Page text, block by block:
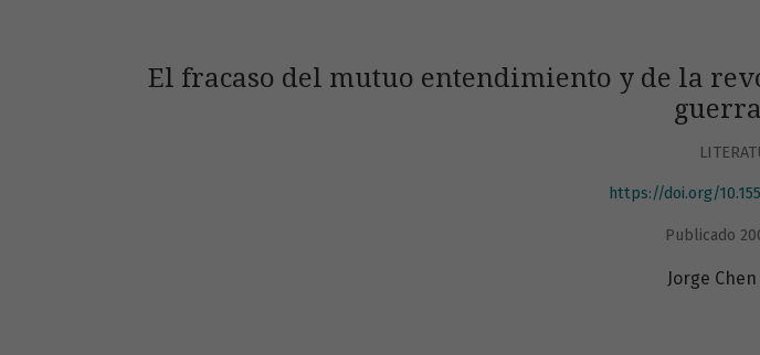
El fracaso del mutuo entendimiento y de la
https://doi.org/
Publicado
Jorge